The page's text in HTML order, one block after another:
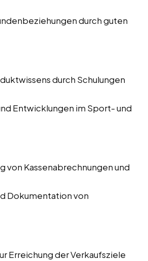
durch guten
durch Schulungen
Entwicklungen im Sport- und
von Kassenabrechnungen und
Dokumentation von
Erreichung der Verkaufsziele